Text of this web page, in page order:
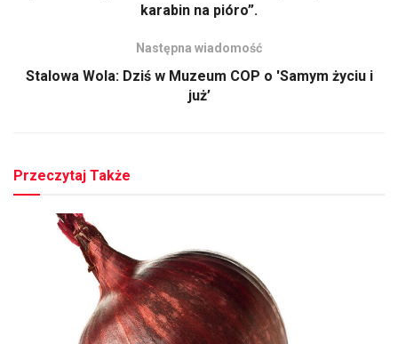
karabin na pióro”.
Następna wiadomość
Stalowa Wola: Dziś w Muzeum COP o 'Samym życiu i
już’
Przeczytaj Także